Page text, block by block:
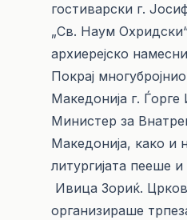
гостиварски г.
„Св. Наум
архиерејско
Покрај
Македонија г.
Министер за
Македонија, како
литургијата пееше
Ивица Зориќ.
организираше